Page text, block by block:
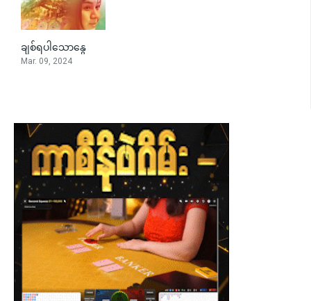
ချစ်ရပါသောနွေ
Mar. 09, 2024